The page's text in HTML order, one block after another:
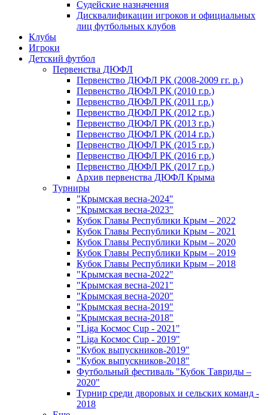
Судейские назначения
Дисквалификации игроков и официальных
лиц футбольных клубов
Клубы
Игроки
Детский футбол
Первенства ДЮФЛ
Первенство ДЮФЛ РК (2008-2009 гг. р.)
Первенство ДЮФЛ РК (2010 г.р.)
Первенство ДЮФЛ РК (2011 г.р.)
Первенство ДЮФЛ РК (2012 г.р.)
Первенство ДЮФЛ РК (2013 г.р.)
Первенство ДЮФЛ РК (2014 г.р.)
Первенство ДЮФЛ РК (2015 г.р.)
Первенство ДЮФЛ РК (2016 г.р.)
Первенство ДЮФЛ РК (2017 г.р.)
Архив первенства ДЮФЛ Крыма
Турниры
"Крымская весна-2024"
"Крымская весна-2023"
Кубок Главы Республики Крым – 2022
Кубок Главы Республики Крым – 2021
Кубок Главы Республики Крым – 2020
Кубок Главы Республики Крым – 2019
Кубок Главы Республики Крым – 2018
"Крымская весна-2022"
"Крымская весна-2021"
"Крымская весна-2020"
"Крымская весна-2019"
"Крымская весна-2018"
"Liga Космос Cup - 2021"
"Liga Космос Cup - 2019"
"Кубок выпускников-2019"
"Кубок выпускников-2018"
Футбольный фестиваль "Кубок Тавриды –
2020"
Турнир среди дворовых и сельских команд -
2018